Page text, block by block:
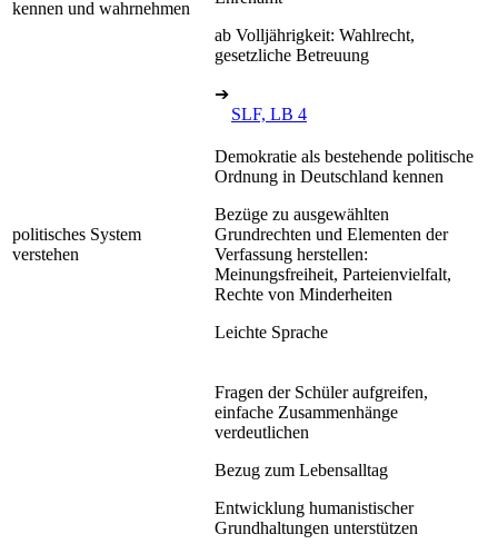
kennen und wahrnehmen
ab Volljährigkeit: Wahlrecht,
gesetzliche Betreuung
➔
SLF, LB 4
politisches System
verstehen
Demokratie als bestehende politische
Ordnung in Deutschland kennen
Bezüge zu ausgewählten
Grundrechten und Elementen der
Verfassung herstellen:
Meinungsfreiheit, Parteienvielfalt,
Rechte von Minderheiten
Leichte Sprache
Fragen der Schüler aufgreifen,
einfache Zusammenhänge
verdeutlichen
Bezug zum Lebensalltag
Entwicklung humanistischer
Grundhaltungen unterstützen